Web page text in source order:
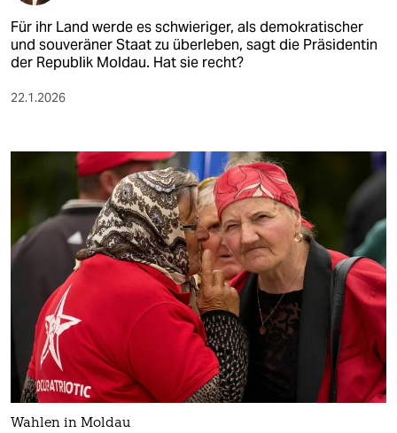
shop
fragen & hilfe
unterstützen
genossenschaft
epaper login
Für ihr Land werde es schwieriger, als demokratischer
und souveräner Staat zu überleben, sagt die Präsidentin
der Republik Moldau. Hat sie recht?
22.1.2026
Wahlen in Moldau